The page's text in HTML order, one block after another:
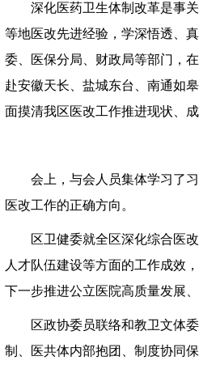
深化医药卫生体制改革是事
等地医改先进经验，学深悟透、
委、医保分局、财政局等部门，
赴安徽天长、盐城东台、南通如
面摸清我区医改工作推进现状、
会上，与会人员集体学习了
医改工作的正确方向。
区卫健委就全区深化综合医
人才队伍建设等方面的工作成效
下一步推进公立医院高质量发展
区政协委员联络和教卫文体
制、医共体内部抱团、制度协同